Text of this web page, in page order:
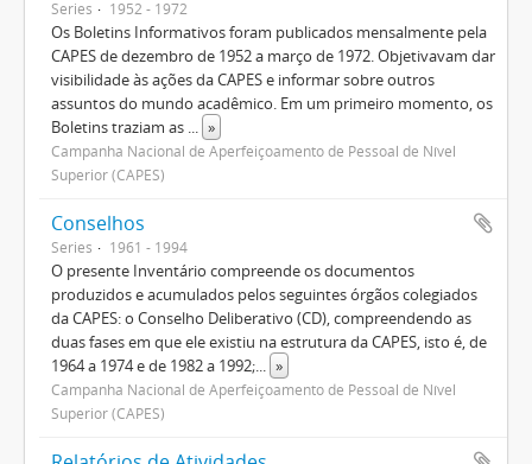
Series 1952 - 1972
Os Boletins Informativos foram publicados mensalmente pela
CAPES de dezembro de 1952 a março de 1972. Objetivavam dar
visibilidade às ações da CAPES e informar sobre outros
assuntos do mundo acadêmico. Em um primeiro momento, os
Boletins traziam as ... »
Campanha Nacional de Aperfeiçoamento de Pessoal de Nível
Superior (CAPES)
Conselhos
Series 1961 - 1994
O presente Inventário compreende os documentos
produzidos e acumulados pelos seguintes órgãos colegiados
da CAPES: o Conselho Deliberativo (CD), compreendendo as
duas fases em que ele existiu na estrutura da CAPES, isto é, de
1964 a 1974 e de 1982 a 1992;... »
Campanha Nacional de Aperfeiçoamento de Pessoal de Nível
Superior (CAPES)